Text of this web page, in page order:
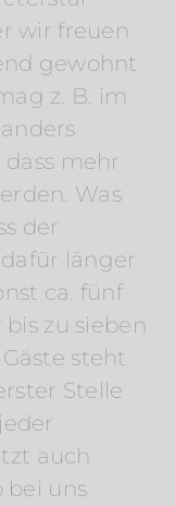
wir freuen
gewohnt
z. B. im
dass mehr
Was
der
länger
ca. fünf
zu sieben
steht
Stelle
auch
bei uns